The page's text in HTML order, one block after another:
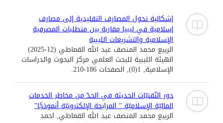
إشكالية تحول المصارف التقليدية إلى مصارف
إسلامية في ليبيا مقاربة بين متطلبات المصرفية
الإسلامية والتشريعات الليبية
الربيع محمد المنصف عبد الله القماطي (12-2025)
الهيئة الليبية للبحث العلمي مركز البحوث والدراسات
الإسلامية, 1(0), الصفحات 186-210.
دور التّقنيّات الحديثة في الحدّ من مخاطر الخدمات
الماليّة الإسلاميّة " المرابحة الإلكترونيّة أنموذجًا"
الربيع محمد المنصف عبد الله القماطي, احمد